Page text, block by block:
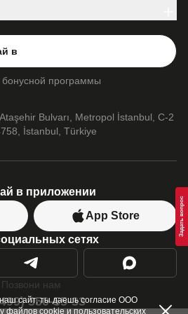
сайт, ты даешь согласие ООО
cookie и пользовательских
в
бонусной программы
Bulvarı, Metropol İstanbul, C-2
İstanbul, Türkiye
в приложении
App Store
сетях
Позвони нам
350-55-33